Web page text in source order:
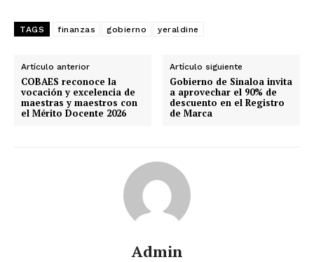
TAGS finanzas gobierno yeraldine
Artículo anterior
COBAES reconoce la
vocación y excelencia de
maestras y maestros con
el Mérito Docente 2026
Artículo siguiente
Gobierno de Sinaloa invita
a aprovechar el 90% de
descuento en el Registro
de Marca
Admin